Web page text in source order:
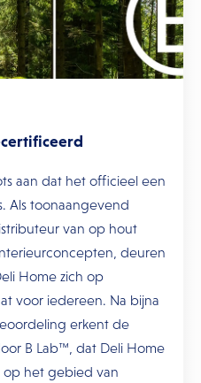
aan dat het officieel een
Als toonaangevend
van op hout
deuren
Home zich op
voor iedereen. Na bijna
erkent de
B Lab™, dat Deli Home
het gebied van